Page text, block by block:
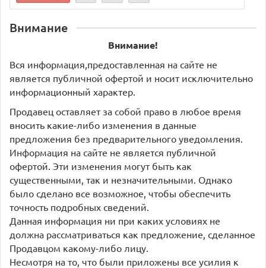
Внимание
Внимание!
Вся информация,предоставленная на сайте не
является публичной офертой и носит исключительно
информационный характер.
Продавец оставляет за собой право в любое время
вносить какие-либо изменения в данные
предложения без предварительного уведомления.
Информация на сайте не является публичной
офертой. Эти изменения могут быть как
существенными, так и незначительными. Однако
было сделано все возможное, чтобы обеспечить
точность подробных сведений.
Данная информация ни при каких условиях не
должна рассматриваться как предложение, сделанное
Продавцом какому-либо лицу.
Несмотря на то, что были приложены все усилия к